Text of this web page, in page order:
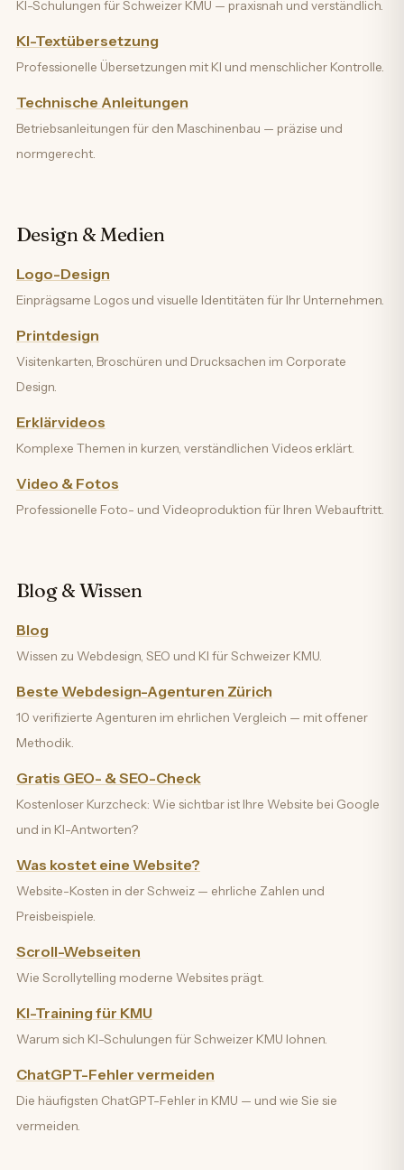
KI-Schulungen für Schweizer KMU — praxisnah und verständlich.
KI-Textübersetzung
Professionelle Übersetzungen mit KI und menschlicher Kontrolle.
Technische Anleitungen
Betriebsanleitungen für den Maschinenbau — präzise und
normgerecht.
Design & Medien
Logo-Design
Einprägsame Logos und visuelle Identitäten für Ihr Unternehmen.
Printdesign
Visitenkarten, Broschüren und Drucksachen im Corporate
Design.
Erklärvideos
Komplexe Themen in kurzen, verständlichen Videos erklärt.
Video & Fotos
Professionelle Foto- und Videoproduktion für Ihren Webauftritt.
Blog & Wissen
Blog
Wissen zu Webdesign, SEO und KI für Schweizer KMU.
Beste Webdesign-Agenturen Zürich
10 verifizierte Agenturen im ehrlichen Vergleich — mit offener
Methodik.
Gratis GEO- & SEO-Check
Kostenloser Kurzcheck: Wie sichtbar ist Ihre Website bei Google
und in KI-Antworten?
Was kostet eine Website?
Website-Kosten in der Schweiz — ehrliche Zahlen und
Preisbeispiele.
Scroll-Webseiten
Wie Scrollytelling moderne Websites prägt.
KI-Training für KMU
Warum sich KI-Schulungen für Schweizer KMU lohnen.
ChatGPT-Fehler vermeiden
Die häufigsten ChatGPT-Fehler in KMU — und wie Sie sie
vermeiden.